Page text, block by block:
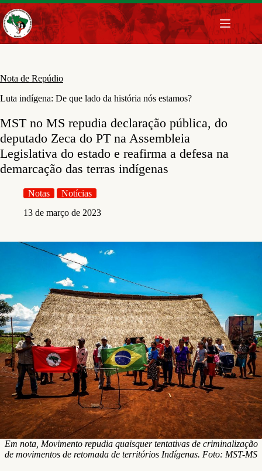
Pular
para
o
conteúdo
Nota de Repúdio
Luta indígena: De que lado da história nós estamos?
MST no MS repudia declaração pública, do
deputado Zeca do PT na Assembleia
Legislativa do estado e reafirma a defesa na
demarcação das terras indígenas
Notas
Notícias
13 de março de 2023
Em nota, Movimento repudia quaisquer tentativas de criminalização
de movimentos de retomada de territórios Indígenas. Foto: MST-MS